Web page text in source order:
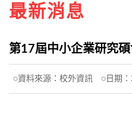
最新消息
第17屆中小企業研究
資料來源： 校外資訊 日期：